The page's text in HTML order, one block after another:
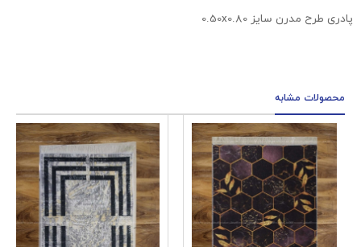
پادری طرح مدرن سایز 0.50x0.80
محصولات مشابه